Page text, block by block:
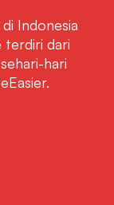
Indonesia
terdiri dari
hari